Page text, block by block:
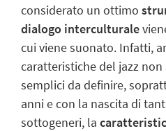
considerato un ottimo
dialogo interculturale
cui viene suonato. Infatti,
caratteristiche del jazz
semplici da definire,
anni e con la nascita di
sottogeneri, la